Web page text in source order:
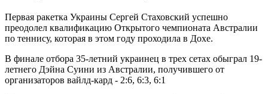
Первая ракетка Украины Сергей Стаховский успешно
преодолел квалификацию Открытого чемпионата Австралии
по теннису, которая в этом году проходила в Дохе.
В финале отбора 35-летний украинец в трех сетах обыграл 19-
летнего Дэйна Суини из Австралии, получившего от
организаторов вайлд-кард - 2:6, 6:3, 6:1